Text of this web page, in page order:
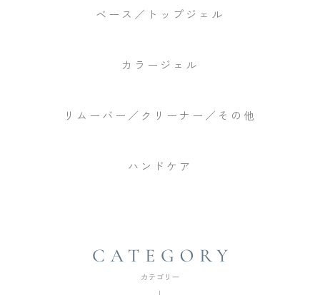
ベース／トップジェル
カラージェル
リムーバー／クリーナー／その他
ハンドケア